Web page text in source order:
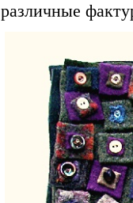
различные